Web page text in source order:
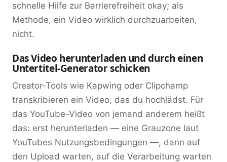
schnelle Hilfe zur Barrierefreiheit okay; als
Methode, ein Video wirklich durchzuarbeiten,
nicht.
Das Video herunterladen und durch einen
Untertitel-Generator schicken
Creator-Tools wie Kapwing oder Clipchamp
transkribieren ein Video, das du hochlädst. Für
das YouTube-Video von jemand anderem heißt
das: erst herunterladen — eine Grauzone laut
YouTubes Nutzungsbedingungen —, dann auf
den Upload warten, auf die Verarbeitung warten